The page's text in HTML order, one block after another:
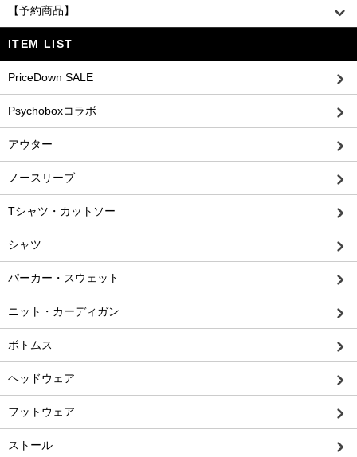
【予約商品】
ITEM LIST
PriceDown SALE
Psychoboxコラボ
アウター
ノースリーブ
Tシャツ・カットソー
シャツ
パーカー・スウェット
ニット・カーディガン
ボトムス
ヘッドウェア
フットウェア
ストール